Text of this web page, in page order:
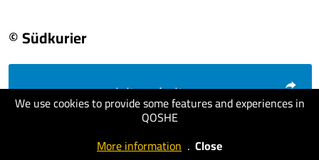
We use cookies to provide some features and experiences in
QOSHE
More information . Close
© Südkurier
visit website